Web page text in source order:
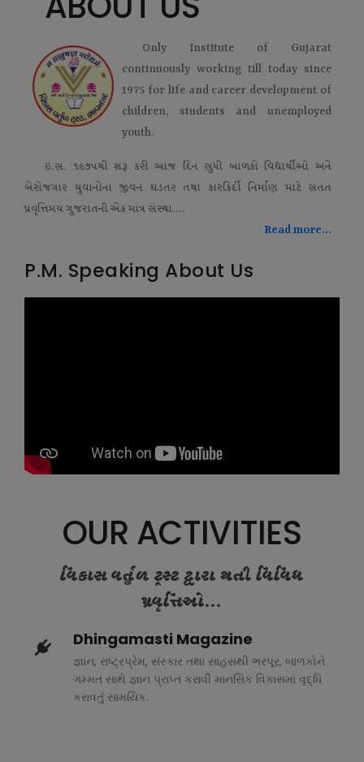
Only Institute of Gujarat
continuously working till today since
1975 for life and career development of
children, students and unemployed
youth.
ઇ.સ. ૧૯૭૫થી શરૂ કરી આજ દિન સુધી બાળકો વિદ્યાર્થીઓ અને
બેરોજગાર યુવાનોના જીવન ઘડતર તથા કારકિર્દી નિર્માણ માટે સતત
પ્રવૃત્તિમય ગુજરાતની એક માત્ર સંસ્થા....
Read more...
P.M. Speaking About Us
OUR ACTIVITIES
વિકાસ વર્તુળ ટ્રસ્ટ દ્વારા થતી વિવિધ
પ્રવૃત્તિઓ...
Dhingamasti Magazine
જ્ઞાન, રાષ્ટ્રપ્રેમ, સંસ્કાર તથા સાહસથી ભરપૂર, બાળકોને
ગમ્મત સાથે જ્ઞાન પ્રાપ્ત કરાવી માનસિક વિકાસમાં વૃદ્ધિ
કરાવતું સામયિક.